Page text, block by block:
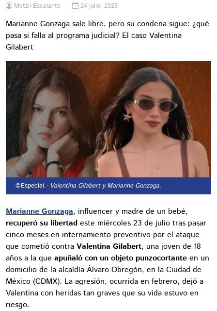
Metzli Escalante 24 julio, 2025
Marianne Gonzaga sale libre, pero su condena sigue: ¿qué
pasa si falla al programa judicial? El caso Valentina
Gilabert
©Especial.- Valentina Gilabert y Marianne Gonzaga.
Marianne Gonzaga, influencer y madre de un bebé,
recuperó su libertad este miércoles 23 de julio tras pasar
cinco meses en internamiento preventivo por el ataque
que cometió contra Valentina Gilabert, una joven de 18
años a la que apuñaló con un objeto punzocortante en un
domicilio de la alcaldía Álvaro Obregón, en la Ciudad de
México (CDMX). La agresión, ocurrida en febrero, dejó a
Valentina con heridas tan graves que su vida estuvo en
riesgo.